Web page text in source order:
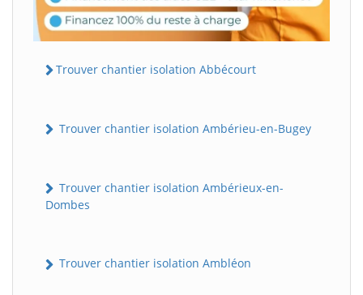
Trouver chantier isolation Abbécourt
Trouver chantier isolation Ambérieu-en-Bugey
Trouver chantier isolation Ambérieux-en-
Dombes
Trouver chantier isolation Ambléon